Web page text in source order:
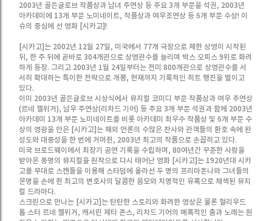
2003년 골든글로브 작품상과 남녀 주연상 등 주요 3개 부문을 석권, 2003년
아카데미에 13개 부문 노미네이트, 작품상과 여우조연상 등 6개 부문 수상! 이
슈의 중심에 선 영화 [시카고]!
[시카고]는 2002년 12월 27일, 미국에서 77개 극장으로 제한 상영이 시작된
뒤, 한 주 뒤에 곧바로 304개관으로 상영관수를 늘리며 박스 오피스 9위로 화려
하게 등장. 그리고 2003년 1월 24일부터는 전미 800개관으로 상영관수를 서
서히 확대하는 특이한 전략으로 개봉, 현재까지 기록적인 히트 행진을 벌이고
있다.
이미 2003년 골든글로브 시상식에서 뮤지컬 코미디 부문 작품상과 여우 주연상
(르네 젤위거), 남우 주연상(리차드 기어) 등 주요 3개 부문 석권과 함께 2003년
아카데미 13개 부문 노미네이트를 비롯 아카데미 최우수 작품상 및 6개 부문 수
상의 영광을 안은 [시카고]는 해외 언론의 수많은 찬사와 관객들의 환호 속에 완
성도와 대중성을 한 번에 거머쥔, 2003년 최고의 작품으로 손꼽히고 있다.
미국 브로드웨이에서 최장기 공연 기록을 수립하며, 80여년간 꾸준한 사랑을
받아온 동명의 뮤지컬을 원작으로 다시 태어난 영화 [시카고]는 1920년대 시카
고를 무대로 스캔들을 이용해 스타덤에 올라선 두 명의 프리마돈나와 그녀들의
운명을 손에 쥔 최고의 변호사의 달콤한 음모와 치명적인 유혹으로 채색된 뮤지
컬 드라마다.
스크린으로 만나는 [시카고]는 탄탄한 스토리와 화려한 영상은 물론 헐리우드
톱 스타 르네 젤위거, 캐서린 제타 존스, 리차드 기어의 매혹적인 춤과 노래는 원